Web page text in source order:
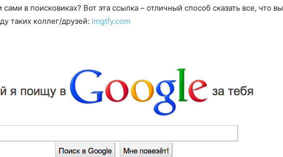
в поисковиках? Вот эта ссылка – отличный способ сказать все, что вы
таких коллег/друзей: lmgtfy.com